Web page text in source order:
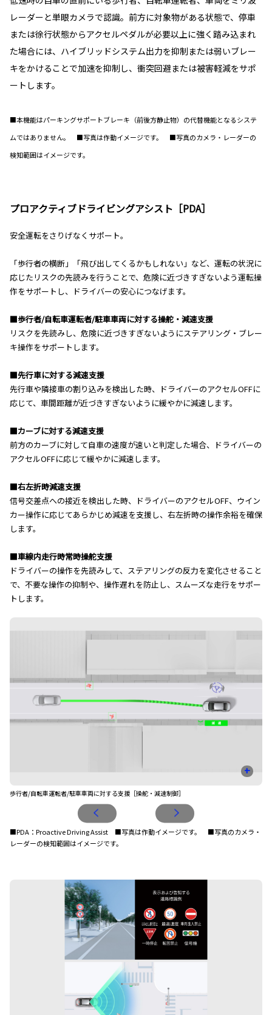
レーダーと単眼カメラで認識。前方に対象物がある状態で、停車
または徐行状態からアクセルペダルが必要以上に強く踏み込まれ
た場合には、ハイブリッドシステム出力を抑制または弱いブレー
キをかけることで加速を抑制し、衝突回避または被害軽減をサポ
ートします。
■本機能はパーキングサポートブレーキ（前後方静止物）の代替機能となるシステ
ムではありません。 ■写真は作動イメージです。 ■写真のカメラ・レーダーの
検知範囲はイメージです。
プロアクティブドライビングアシスト［PDA］
安全運転をさりげなくサポート。
「歩行者の横断」「飛び出してくるかもしれない」など、運転の状況に
応じたリスクの先読みを行うことで、危険に近づきすぎないよう運転操
作をサポートし、ドライバーの安心につなげます。
■歩行者/自転車運転者/駐車車両に対する操舵・減速支援
リスクを先読みし、危険に近づきすぎないようにステアリング・ブレー
キ操作をサポートします。
■先行車に対する減速支援
先行車や隣接車の割り込みを検出した時、ドライバーのアクセルOFFに
応じて、車間距離が近づきすぎないように緩やかに減速します。
■カーブに対する減速支援
前方のカーブに対して自車の速度が速いと判定した場合、ドライバーの
アクセルOFFに応じて緩やかに減速します。
■右左折時減速支援
信号交差点への接近を検出した時、ドライバーのアクセルOFF、ウイン
カー操作に応じてあらかじめ減速を支援し、右左折時の操作余裕を確保
します。
■車線内走行時常時操舵支援
ドライバーの操作を先読みして、ステアリングの反力を変化させること
で、不要な操作の抑制や、操作遅れを防止し、スムーズな走行をサポー
トします。
+
歩行者/自転車運転者/駐車車両に対する支援［操舵・減速制御］
■PDA：Proactive Driving Assist ■写真は作動イメージです。 ■写真のカメラ・
レーダーの検知範囲はイメージです。